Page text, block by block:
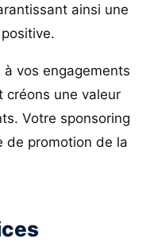
ainsi une
vos engagements
créons une valeur
Votre sponsoring
de promotion de la